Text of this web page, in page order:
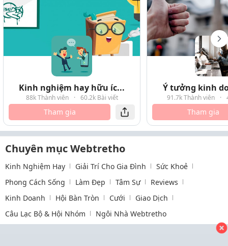
Kinh nghiệm hay hữu íc...
88k Thành viên · 60.2k Bài viết
Tham gia
Ý tưởng kinh
91.7k Thành viên ·
Tham gia
Chuyên mục Webtretho
Kinh Nghiệm Hay Giải Trí Cho Gia Đình
Sức Khoẻ
Phong Cách Sống
Làm Đẹp Tâm Sự
Reviews
Kinh Doanh
Hội Bàn Tròn Cưới
Giao Dịch
Câu Lạc Bộ & Hội Nhóm
Ngôi Nhà Webtretho